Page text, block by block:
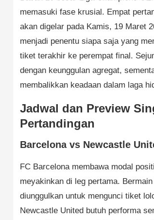
memasuki fase krusial. Empat
akan digelar pada Kamis, 19 Maret
menjadi penentu siapa saja yang
tiket terakhir ke perempat final.
dengan keunggulan agregat,
membalikkan keadaan dalam laga
Jadwal dan Preview
Pertandingan
Barcelona vs Newcastle
FC Barcelona membawa modal
meyakinkan di leg pertama.
diunggulkan untuk mengunci tiket
Newcastle United butuh performa